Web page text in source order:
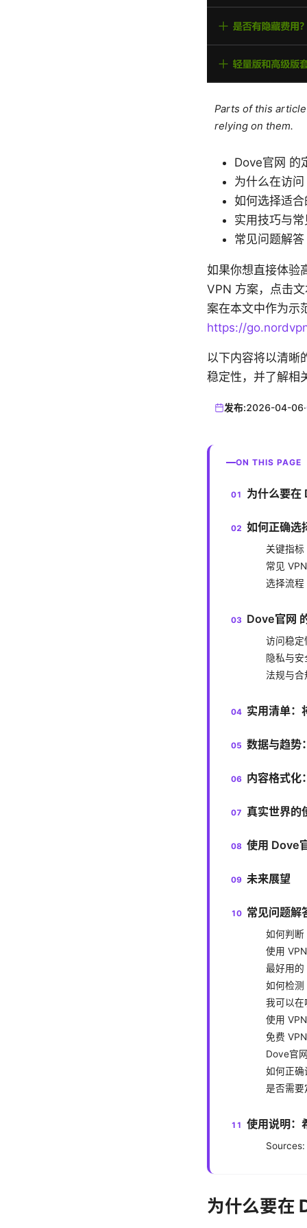
Parts of this
relying on them.
Dove官网 的
为什么在访
如何选择适
实用技巧与
常见问题解答
如果你想直接体验
VPN 方案，点击
案在本文中作为示
https://
以下内容将以清晰
稳定性，并了解相
发布:2026-04-06·
ON THIS PAGE
为什么要在
如何正确选
关键指标
常见
选择流程
Dove官网
访问稳定
隐私与
法规与
实用清单：
数据与趋势
内容格式化
真实世界的
使用 Dove
未来展望
常见问题解
如何判断
使用
最好用的
如何检测
我可以在
使用
免费
Dove官
如何正
是否需要
使用说明：
Sources:
为什么要在